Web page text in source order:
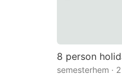
8 person
semesterhem ·